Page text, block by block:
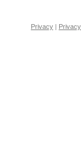
Privacy |